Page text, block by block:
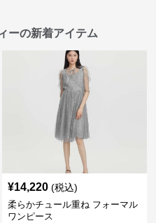
ーの新着アイテム
¥14,220 (税込)
柔らかチュール重ね フォーマル
ワンピース